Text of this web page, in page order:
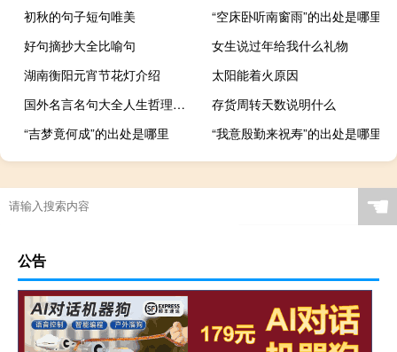
初秋的句子短句唯美
“空床卧听南窗雨”的出处是哪里
好句摘抄大全比喻句
女生说过年给我什么礼物
湖南衡阳元宵节花灯介绍
太阳能着火原因
国外名言名句大全人生哲理英文
存货周转天数说明什么
“吉梦竟何成”的出处是哪里
“我意殷勤来祝寿”的出处是哪里
☚
公告